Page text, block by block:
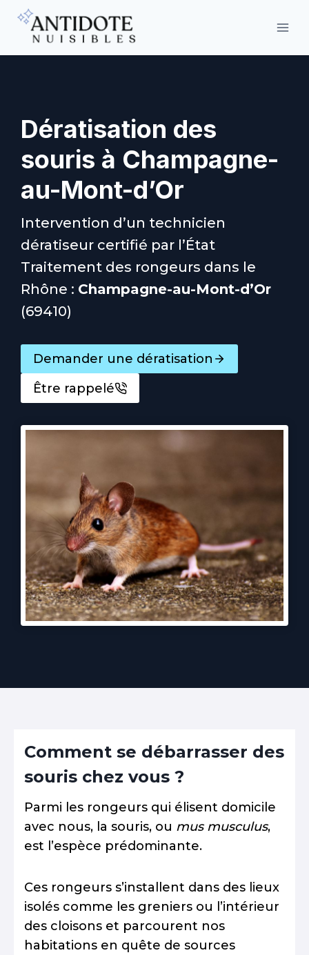
Aller
contenu
Dératisation des
souris à Champagne-
au-Mont-d’Or
Intervention d’un technicien
dératiseur certifié par l’État
Traitement des rongeurs dans le
Rhône : Champagne-au-Mont-d’Or
(69410)
Demander une dératisation
Être rappelé
Comment se débarrasser des
souris chez vous ?
Parmi les rongeurs qui élisent domicile
avec nous, la souris, ou mus musculus,
est l’espèce prédominante.
Ces rongeurs s’installent dans des lieux
isolés comme les greniers ou l’intérieur
des cloisons et parcourent nos
habitations en quête de sources